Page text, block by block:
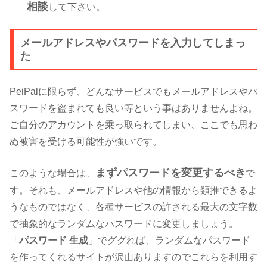
相談して下さい。
メールアドレスやパスワードを入力してしまっ
た
PeiPalに限らず、どんなサービスでもメールアドレスやパ
スワードを盗まれても良い等という事はありませんよね。
ご自分のアカウントを乗っ取られてしまい、ここでも思わ
ぬ被害を受ける可能性が強いです。
このような場合は、 まずパスワードを変更するべき で
す。それも、メールアドレスや他の情報から類推できるよ
うなものではなく、各種サービスの許される最大の文字数
で抽象的なランダムなパスワードに変更しましょう。
「 パスワード 生成 」でググれば、ランダムなパスワード
を作ってくれるサイトが沢山ありますのでこれらを利用す